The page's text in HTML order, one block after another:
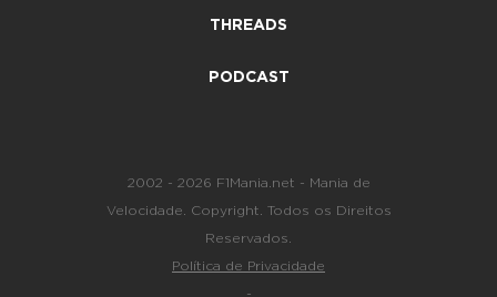
THREADS
PODCAST
2002 - 2026 F1Mania.net - Mania de
Velocidade. Copyright. Todos os Direitos
Reservados.
Política de Privacidade
-